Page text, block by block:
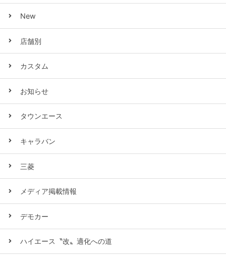
New
店舗別
カスタム
お知らせ
タウンエース
キャラバン
三菱
メディア掲載情報
デモカー
ハイエース〝改〟適化への道